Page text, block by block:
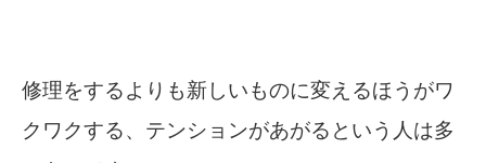
修理をするよりも新しいものに変えるほうがワ
クワクする、テンションがあがるという人は多